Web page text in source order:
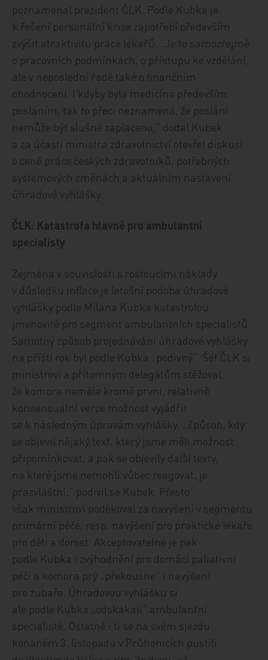
poznamenal prezident ČLK. Podle Kubka je
k řešení personální krize zapotřebí především
zvýšit atraktivitu práce lékařů. „Je to samozřejmě
o pracovních podmínkách, o přístupu ke vzdělání,
ale v neposlední řadě také o finančním
ohodnocení. I kdyby byla medicína především
posláním, tak to přeci neznamená, že poslání
nemůže být slušně zaplaceno,“ dodal Kubek
a za účasti ministra zdravotnictví otevřel diskusi
o ceně práce českých zdravotníků, potřebných
systémových změnách a aktuálním nastavení
úhradové vyhlášky.
ČLK: Katastrofa hlavně pro ambulantní
specialisty
Zejména v souvislosti s rostoucími náklady
v důsledku inflace je letošní podoba úhradové
vyhlášky podle Milana Kubka katastrofou
jmenovitě pro segment ambulantních specialistů.
Samotný způsob projednávání úhradové vyhlášky
na příští rok byl podle Kubka „podivný“. Šéf ČLK si
ministrovi a přítomným delegátům stěžoval,
že komora neměla kromě první, relativně
konsensuální verze možnost vyjádřit
se k následným úpravám vyhlášky. „Způsob, kdy
se objevil nějaký text, který jsme měli možnost
připomínkovat, a pak se objevily další texty,
na které jsme nemohli vůbec reagovat, je
prazvláštní,“ podivil se Kubek. Přesto
však ministrovi poděkoval za navýšení v segmentu
primární péče, resp. navýšení pro praktické lékaře
pro děti a dorost. Akceptovatelné je pak
podle Kubka i zvýhodnění pro domácí paliativní
péči a komora prý „překousne“ i navýšení
pro zubaře. Úhradovou vyhlášku si
ale podle Kubka „odskákali“ ambulantní
specialisté. Ostatně i ti se na svém sjezdu
konaném 3. listopadu v Průhonicích pustili